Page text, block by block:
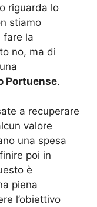
riguarda lo
stiamo
fare la
no, ma di
Portuense.
a recuperare
valore
una spesa
poi in
è
piena
l’obiettivo